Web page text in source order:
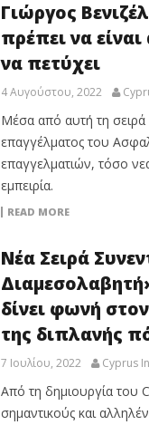
Γιώργος
πρέπει να
να πετύχει
4 Αυγούστου, 2022
Μέσα από αυτή τη σειρά
επαγγέλματος του
επαγγελματιών, τόσο
εμπειρία.
READ MORE
Νέα Σειρά
δίνει φωνή
της διπλανής
7 Ιουλίου, 2022 Cyprus
Από τη δημιουργία του
σημαντικούς και